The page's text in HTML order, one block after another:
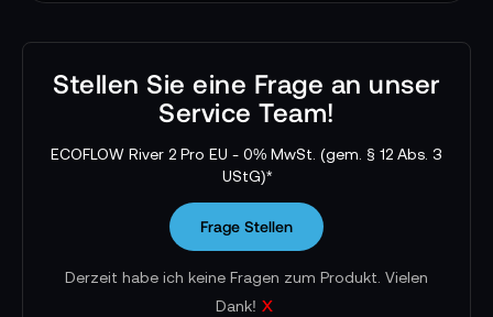
Stellen Sie eine Frage an unser
Service Team!
ECOFLOW River 2 Pro EU - 0% MwSt. (gem. § 12 Abs. 3
UStG)*
Frage Stellen
Derzeit habe ich keine Fragen zum Produkt. Vielen
Dank! x